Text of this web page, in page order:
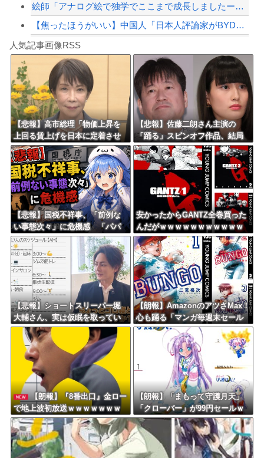
Powered by livedoor 相互RSS
絵師「アナログ絵で独学でここまで成長しましたー！」→AIイラストだろと批判殺到→...
【焦ったほうがいい】中国人「日本人評論家がBYDのラッコの装備を褒めてるけど中国...
しんのすけ「ギアスを手に入れたゾ」
8/4のニュース
日本旅行キャンセルすべきか…1万年ぶり史上最大級の火山の兆し＝韓国の反応
更新中止のお知らせ
海外「おめでとうタキ！」リヴァプール南野がバースデーゴール！！
Powered by livedoor 相互RSS
人気記事画像RSS
【悲報】高市総理「物価上昇を
上回る賃上げを日本に定着させ
る」 →国家公務員月給3.51％増
へ 地方公務員も追随する見通し
【悲報】佐藤二朗さん主演の
「踊る」スピンオフ作品、結局
撮影中止が決定ｗｗｗｗｗｗｗ
ｗｗ
【悲報】国税不祥事、「前例な
い事態次々」に危機感 「パパ
活」、情報漏えいも
安かったからGANTZ全巻買った
んだがｗｗｗｗｗｗｗｗｗｗｗ
ｗｗ
【悲報】ショートスリーパー堀
大輔さん、実は仮眠を取ってい
たｗｗｗｗｗｗｗｗｗｗｗｗｗ
ｗｗ
【朗報】AmazonのアツさMax！
心も踊る「マンガ毎週末セール
（50%還元）」2日目襲来！
NEW
【朗報】『8番出口』金ロー
で地上波初放送ｗｗｗｗｗｗｗ
ｗｗｗｗｗｗ
【朗報】「まもって守護月天」
「クローバー」が99円セールｗ
ｗｗｗｗｗｗｗｗｗｗｗ